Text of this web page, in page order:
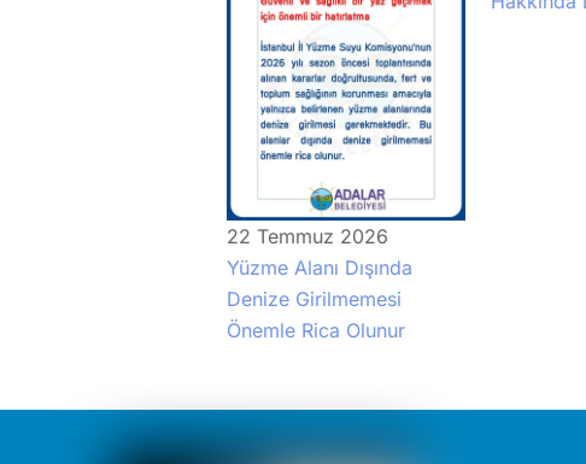
22 Temmuz 2026
Yüzme Alanı Dışında
Denize Girilmemesi
Önemle Rica Olunur